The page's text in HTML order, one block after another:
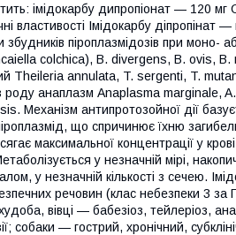
імідокарбу дипропіонат — 120 мг
властивості Імідокарбу діпропінат
збудників піроплазмідозів при
colchica), B. divergens, B. ovis,
Theileria annulata, T. sergenti, T.
роду анаплазм Anaplasma marginale,
Механізм антипротозойної дії
що спричинює їхню
максимальної концентрації у
у незначній мірі,
у незначній кількості з сечею.
речовин (клас небезпеки 3
вівці — бабезіоз, тейлеріоз,
собаки — гострий, хронічний,